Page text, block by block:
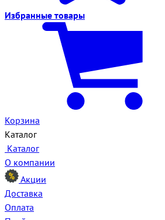
Избранные товары
Корзина
Каталог
Каталог
О компании
Акции
Доставка
Оплата